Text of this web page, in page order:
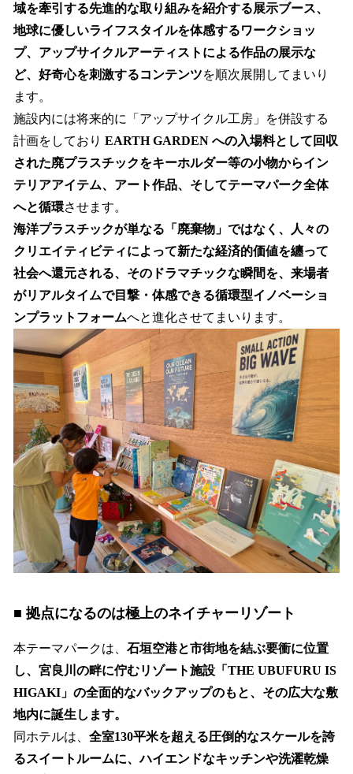
域を牽引する先進的な取り組みを紹介する展示ブース、
地球に優しいライフスタイルを体感するワークショッ
プ、アップサイクルアーティストによる作品の展示な
ど、好奇心を刺激するコンテンツを順次展開してまいり
ます。
施設内には将来的に「アップサイクル工房」を併設する
計画をしており EARTH GARDEN への入場料として回収
された廃プラスチックをキーホルダー等の小物からイン
テリアアイテム、アート作品、そしてテーマパーク全体
へと循環させます。
海洋プラスチックが単なる「廃棄物」ではなく、人々の
クリエイティビティによって新たな経済的価値を纏って
社会へ還元される、そのドラマチックな瞬間を、来場者
がリアルタイムで目撃・体感できる循環型イノベーショ
ンプラットフォームへと進化させてまいります。
■ 拠点になるのは極上のネイチャーリゾート
本テーマパークは、 石垣空港と市街地を結ぶ要衝に位置
し、宮良川の畔に佇むリゾート施設「THE UBUFURU IS
HIGAKI」の全面的なバックアップのもと、その広大な敷
地内に誕生します。
同ホテルは、 全室130平米を超える圧倒的なスケールを誇
るスイートルームに、ハイエンドなキッチンや洗濯乾燥